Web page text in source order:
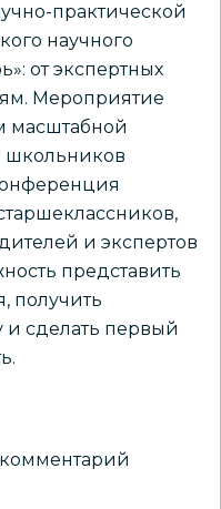
практической
научного
от экспертных
Мероприятие
масштабной
школьников
и экспертов
представить
получить
сделать первый